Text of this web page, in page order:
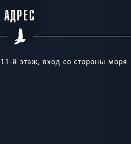
АДРЕС
й этаж, вход со стороны моря